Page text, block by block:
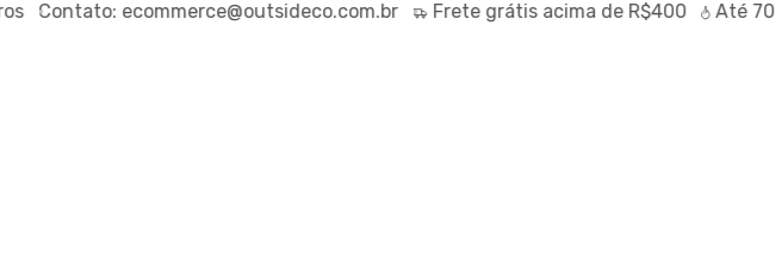
Contato:ecommerce@outsideco.com.br Fretegrátisacima de R$400 Até70%